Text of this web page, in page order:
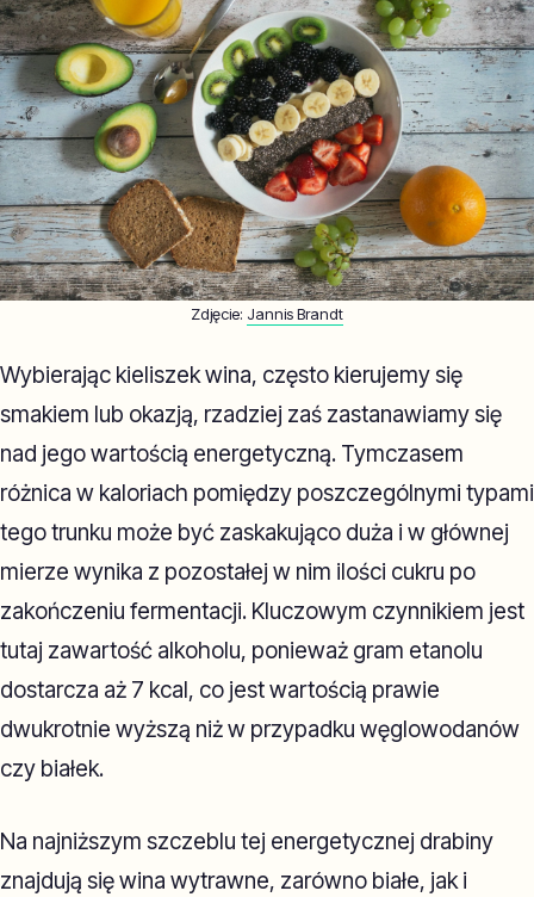
Zdjęcie: Jannis Brandt
Wybierając kieliszek wina, często kierujemy się
smakiem lub okazją, rzadziej zaś zastanawiamy się
nad jego wartością energetyczną. Tymczasem
różnica w kaloriach pomiędzy poszczególnymi typami
tego trunku może być zaskakująco duża i w głównej
mierze wynika z pozostałej w nim ilości cukru po
zakończeniu fermentacji. Kluczowym czynnikiem jest
tutaj zawartość alkoholu, ponieważ gram etanolu
dostarcza aż 7 kcal, co jest wartością prawie
dwukrotnie wyższą niż w przypadku węglowodanów
czy białek.
Na najniższym szczeblu tej energetycznej drabiny
znajdują się wina wytrawne, zarówno białe, jak i